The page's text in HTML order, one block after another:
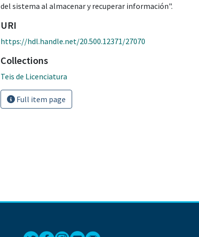
del sistema al almacenar y recuperar información".
URI
https://hdl.handle.net/20.500.12371/27070
Collections
Teis de Licenciatura
Full item page